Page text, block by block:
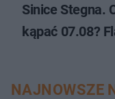
Sinice Stegna.
kąpać 07.08?
NAJNOWSZE